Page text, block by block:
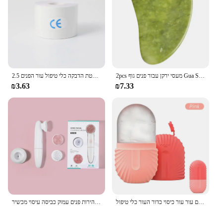
2.5 ס "מ * 5 מ 'קינסיולוגיה עבור הפנים הצוואר קו העיניים הרמת מסיר קמטים מדבקת קלטת הדבקה כלי טיפול עור הפנים bandagem elastica
₪3.63
2pcs מעסי ירקן עבור פנים גוף Gua Sha מגרד יופי פנים רולר סט טבעי גואש אבן עיסוי הרזיה עור מעלית טיפוח
₪7.33
חשמלי פנים ניקוי סוללה מופעל עמיד למים רטט פנים ניקוי מברשת 2 מהירות פנים עמוק כביסה עיסוי מכשיר קוביית קרח פנים עובש סיליקון הקפאה יופי הרמת קרח כלי פנים עור עור כיסוי כדור העור כלי טיפול